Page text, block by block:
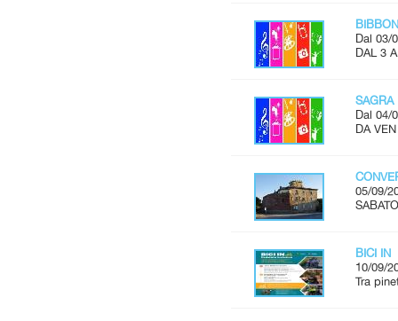
Dal 03/
DAL 3
SAGRA
Dal 04/
DA
05/09/
BICI IN
10/09/
Tra